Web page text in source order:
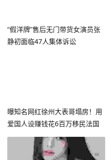
“假洋牌”售后无门带货女演员张
静初面临47人集体诉讼
曝知名网红徐州大表哥塌房！用
爱国人设赚钱花6百万移民法国